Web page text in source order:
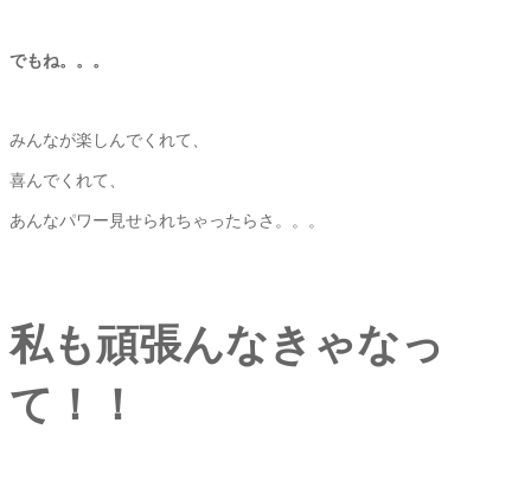
でもね。。。
みんなが楽しんでくれて、
喜んでくれて、
あんなパワー見せられちゃったらさ。。。
私も頑張んなきゃなっ
て！！